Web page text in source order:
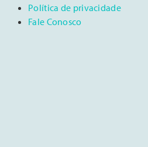
Política de privacidade
Fale Conosco